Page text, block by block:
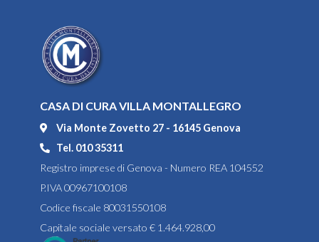
CASA DI CURA VILLA MONTALLEGRO
Via Monte Zovetto 27 - 16145 Genova
Tel. 010 35311
Registro imprese di Genova - Numero REA 104552
P.IVA 00967100108
Codice fiscale 80031550108
Capitale sociale versato € 1.464.928,00